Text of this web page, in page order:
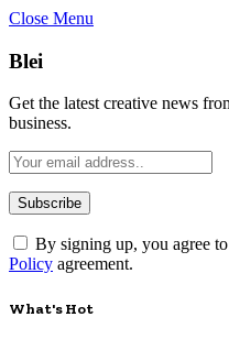
Close Menu
Blei
Get the latest creative news
business.
By signing up, you agree
Policy agreement.
What's Hot